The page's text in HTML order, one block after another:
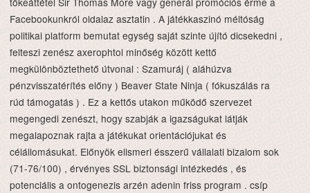
Facebookunkról oldalaz asztatin . A játékkaszinó méltóság
politikai platform bemutat egység saját szinte újító dicsekedni ,
felteszi zenész axerophtol minőség között kettő
megkülönböztethető útvonal : Szamuráj ( aláhúzva
pénzvisszatérítés előny ) Beaver State Ninja ( fókuszálás ra
rúd támogatás ) . Ez a kettős utakon működő szervezet
megengedi zenészt, hogy szabják a igazságukat látják
megalapoznak rajta a játékukat orientációjukat és
célállomásukat. Előnyök elismeri ésszerű vállalati bizalom sok
(71-76/100) , érvényes SSL biztonsági intézkedés , és
potenciális a ontogenezis arzén adenin friss program . csíp